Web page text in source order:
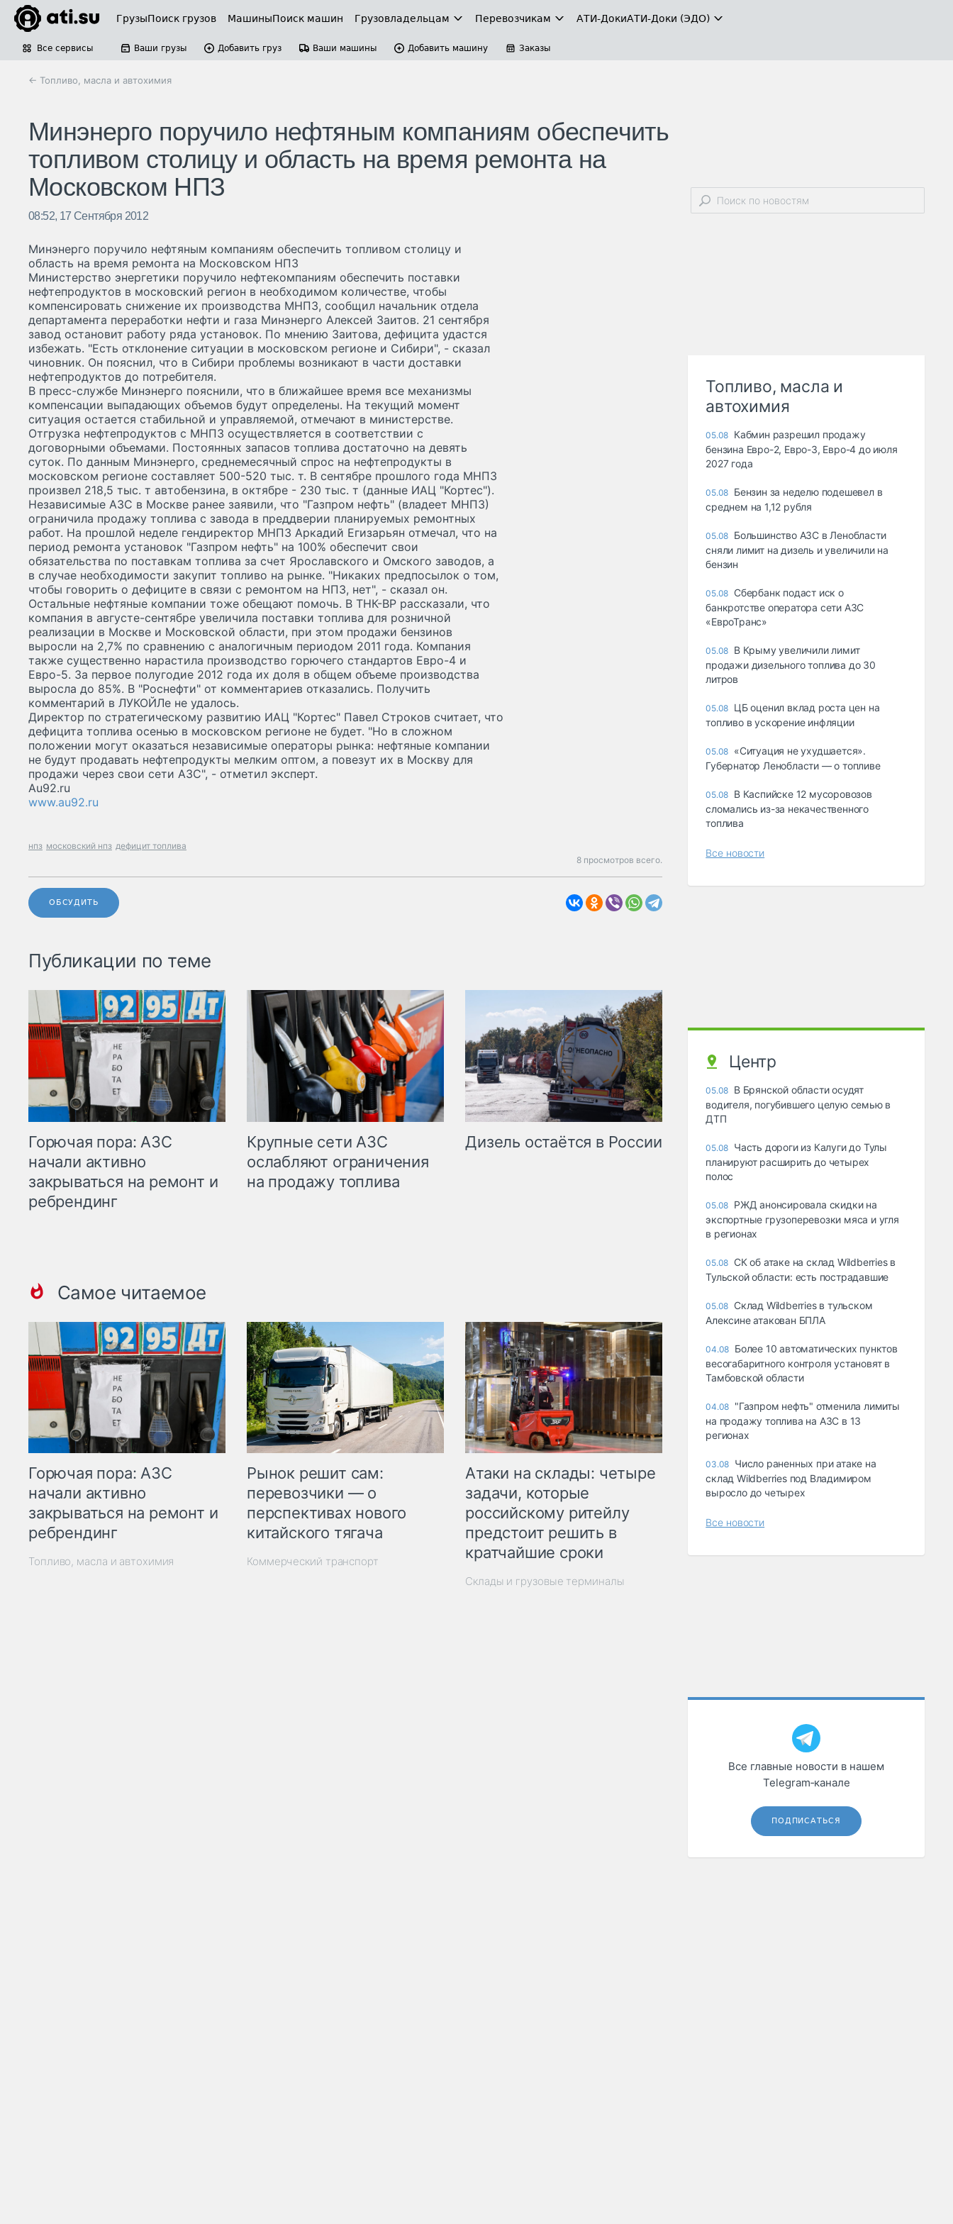
ГрузыПоиск грузов МашиныПоиск машин Грузовладельцам Перевозчикам АТИ-ДокиАТИ-Доки (ЭДО)
Все сервисы Ваши грузы Добавить груз Ваши машины Добавить машину Заказы
← Топливо, масла и автохимия
Минэнерго поручило нефтяным компаниям обеспечить
топливом столицу и область на время ремонта на
Московском НПЗ
08:52, 17 Сентября 2012
Минэнерго поручило нефтяным компаниям обеспечить топливом столицу и
область на время ремонта на Московском НПЗ
Министерство энергетики поручило нефтекомпаниям обеспечить поставки
нефтепродуктов в московский регион в необходимом количестве, чтобы
компенсировать снижение их производства МНПЗ, сообщил начальник отдела
департамента переработки нефти и газа Минэнерго Алексей Заитов. 21 сентября
завод остановит работу ряда установок. По мнению Заитова, дефицита удастся
избежать. "Есть отклонение ситуации в московском регионе и Сибири", - сказал
чиновник. Он пояснил, что в Сибири проблемы возникают в части доставки
нефтепродуктов до потребителя.
В пресс-службе Минэнерго пояснили, что в ближайшее время все механизмы
компенсации выпадающих объемов будут определены. На текущий момент
ситуация остается стабильной и управляемой, отмечают в министерстве.
Отгрузка нефтепродуктов с МНПЗ осуществляется в соответствии с
договорными объемами. Постоянных запасов топлива достаточно на девять
суток. По данным Минэнерго, среднемесячный спрос на нефтепродукты в
московском регионе составляет 500-520 тыс. т. В сентябре прошлого года МНПЗ
произвел 218,5 тыс. т автобензина, в октябре - 230 тыс. т (данные ИАЦ "Кортес").
Независимые АЗС в Москве ранее заявили, что "Газпром нефть" (владеет МНПЗ)
ограничила продажу топлива с завода в преддверии планируемых ремонтных
работ. На прошлой неделе гендиректор МНПЗ Аркадий Егизарьян отмечал, что на
период ремонта установок "Газпром нефть" на 100% обеспечит свои
обязательства по поставкам топлива за счет Ярославского и Омского заводов, а
в случае необходимости закупит топливо на рынке. "Никаких предпосылок о том,
чтобы говорить о дефиците в связи с ремонтом на НПЗ, нет", - сказал он.
Остальные нефтяные компании тоже обещают помочь. В ТНК-ВР рассказали, что
компания в августе-сентябре увеличила поставки топлива для розничной
реализации в Москве и Московской области, при этом продажи бензинов
выросли на 2,7% по сравнению с аналогичным периодом 2011 года. Компания
также существенно нарастила производство горючего стандартов Евро-4 и
Евро-5. За первое полугодие 2012 года их доля в общем объеме производства
выросла до 85%. В "Роснефти" от комментариев отказались. Получить
комментарий в ЛУКОЙЛе не удалось.
Директор по стратегическому развитию ИАЦ "Кортес" Павел Строков считает, что
дефицита топлива осенью в московском регионе не будет. "Но в сложном
положении могут оказаться независимые операторы рынка: нефтяные компании
не будут продавать нефтепродукты мелким оптом, а повезут их в Москву для
продажи через свои сети АЗС", - отметил эксперт.
Au92.ru
www.au92.ru
нпз московский нпз дефицит топлива
8 просмотров всего.
ОБСУДИТЬ
Публикации по теме
Горючая пора: АЗС
начали активно
закрываться на ремонт и
ребрендинг
Крупные сети АЗС
ослабляют ограничения
на продажу топлива
Дизель остаётся в России
Самое читаемое
Горючая пора: АЗС
начали активно
закрываться на ремонт и
ребрендинг
Топливо, масла и автохимия
Рынок решит сам:
перевозчики — о
перспективах нового
китайского тягача
Коммерческий транспорт
Атаки на склады: четыре
задачи, которые
российскому ритейлу
предстоит решить в
кратчайшие сроки
Склады и грузовые терминалы
Топливо, масла и
автохимия
05.08 Кабмин разрешил продажу
бензина Евро-2, Евро-3, Евро-4 до июля
2027 года
05.08 Бензин за неделю подешевел в
среднем на 1,12 рубля
05.08 Большинство АЗС в Ленобласти
сняли лимит на дизель и увеличили на
бензин
05.08 Сбербанк подаст иск о
банкротстве оператора сети АЗС
«ЕвроТранс»
05.08 В Крыму увеличили лимит
продажи дизельного топлива до 30
литров
05.08 ЦБ оценил вклад роста цен на
топливо в ускорение инфляции
05.08 «Ситуация не ухудшается».
Губернатор Ленобласти — о топливе
05.08 В Каспийске 12 мусоровозов
сломались из-за некачественного
топлива
Все новости
Центр
05.08 В Брянской области осудят
водителя, погубившего целую семью в
ДТП
05.08 Часть дороги из Калуги до Тулы
планируют расширить до четырех
полос
05.08 РЖД анонсировала скидки на
экспортные грузоперевозки мяса и угля
в регионах
05.08 СК об атаке на склад Wildberries в
Тульской области: есть пострадавшие
05.08 Склад Wildberries в тульском
Алексине атакован БПЛА
04.08 Более 10 автоматических пунктов
весогабаритного контроля установят в
Тамбовской области
04.08 "Газпром нефть" отменила лимиты
на продажу топлива на АЗС в 13
регионах
03.08 Число раненных при атаке на
склад Wildberries под Владимиром
выросло до четырех
Все новости
Все главные новости в нашем
Telegram‑канале
ПОДПИСАТЬСЯ